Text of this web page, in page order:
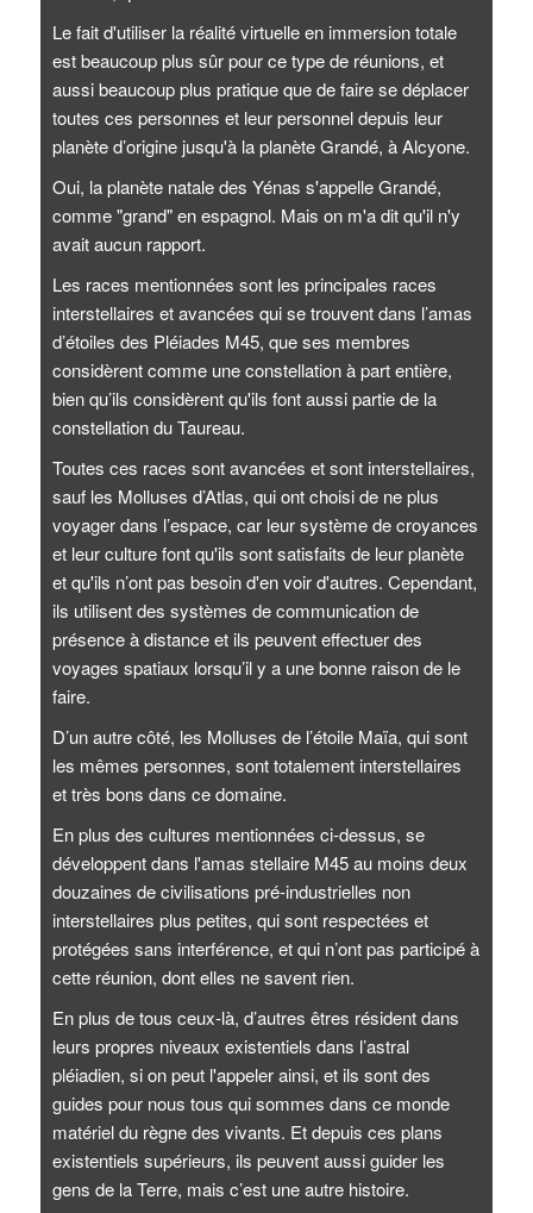
Le fait d'utiliser la réalité virtuelle en immersion totale
est beaucoup plus sûr pour ce type de réunions, et
aussi beaucoup plus pratique que de faire se déplacer
toutes ces personnes et leur personnel depuis leur
planète d’origine jusqu'à la planète Grandé, à Alcyone.
Oui, la planète natale des Yénas s'appelle Grandé,
comme "grand" en espagnol. Mais on m'a dit qu'il n'y
avait aucun rapport.
Les races mentionnées sont les principales races
interstellaires et avancées qui se trouvent dans l’amas
d’étoiles des Pléiades M45, que ses membres
considèrent comme une constellation à part entière,
bien qu’ils considèrent qu'ils font aussi partie de la
constellation du Taureau.
Toutes ces races sont avancées et sont interstellaires,
sauf les Molluses d’Atlas, qui ont choisi de ne plus
voyager dans l’espace, car leur système de croyances
et leur culture font qu'ils sont satisfaits de leur planète
et qu'ils n’ont pas besoin d'en voir d'autres. Cependant,
ils utilisent des systèmes de communication de
présence à distance et ils peuvent effectuer des
voyages spatiaux lorsqu’il y a une bonne raison de le
faire.
D’un autre côté, les Molluses de l’étoile Maïa, qui sont
les mêmes personnes, sont totalement interstellaires
et très bons dans ce domaine.
En plus des cultures mentionnées ci-dessus, se
développent dans l'amas stellaire M45 au moins deux
douzaines de civilisations pré-industrielles non
interstellaires plus petites, qui sont respectées et
protégées sans interférence, et qui n’ont pas participé à
cette réunion, dont elles ne savent rien.
En plus de tous ceux-là, d’autres êtres résident dans
leurs propres niveaux existentiels dans l’astral
pléiadien, si on peut l'appeler ainsi, et ils sont des
guides pour nous tous qui sommes dans ce monde
matériel du règne des vivants. Et depuis ces plans
existentiels supérieurs, ils peuvent aussi guider les
gens de la Terre, mais c’est une autre histoire.